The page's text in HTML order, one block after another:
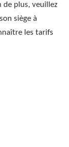
plus, veuillez
siège à
les tarifs